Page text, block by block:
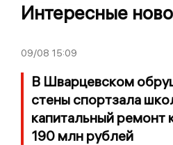
Интересные
09/08 15:09
В Шварцевском
стены спортзала
капитальный ремонт
190 млн рублей